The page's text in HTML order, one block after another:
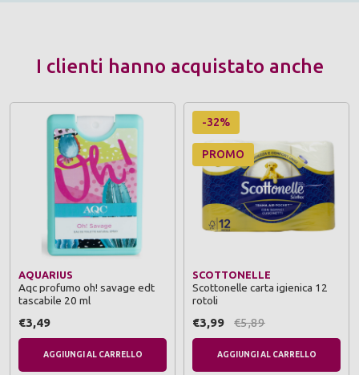
I clienti hanno acquistato anche
AQUARIUS
Aqc profumo oh! savage edt
tascabile 20 ml
€3,49
AGGIUNGI AL CARRELLO
-32%
PROMO
SCOTTONELLE
Scottonelle carta igienica 12
rotoli
€3,99 €5,89
AGGIUNGI AL CARRELLO